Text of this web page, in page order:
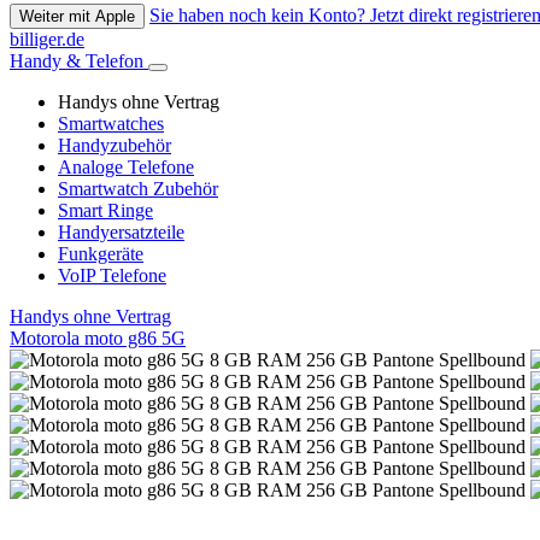
Weiter mit Apple
Sie haben noch kein Konto? Jetzt direkt
billiger.de
Handy & Telefon
Handys ohne Vertrag
Smartwatches
Handyzubehör
Analoge Telefone
Smartwatch Zubehör
Smart Ringe
Handyersatzteile
Funkgeräte
VoIP Telefone
Handys ohne Vertrag
Motorola moto g86 5G